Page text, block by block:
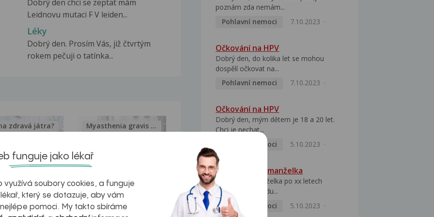
Dobrý den chci se zeptat mám
Leidnovu mutaci F V leiden...
Léky
Dobrý den. Prosím Vás, již čtvrtým
rokem pečuji o tatínka...
v datech a
zdravá játra?
Inovativní
léčba
Myasthenia gravis – vše, co...
poznám zda nemám...
Pohlavní nemoci
7.10.2023
Očkování na HPV
Dobrý den, do kolika let se mohou
dospělí očkovat na...
Pohlavní nemoci
7.10.2023
Očkování na HPV
Dobrý den, mým dětem je 18 a 20 let.
Chci je nechat...
Pohlavní nemoci
5.10.2023
HPV pozitivní manželka
Dobrý den, manželka po xx letech
přivezla z Východu...
Pohlavní nemoci
5.10.2023
funguje jako lékař
využívá soubory cookies, a funguje
který se dotazuje, aby vám
pomoci. My takto sbíráme